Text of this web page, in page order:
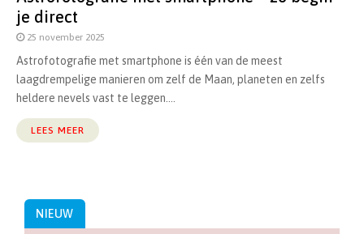
je direct
25 november 2025
Astrofotografie met smartphone is één van de meest
laagdrempelige manieren om zelf de Maan, planeten en zelfs
heldere nevels vast te leggen....
LEES MEER
NIEUW